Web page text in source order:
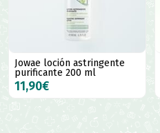
Jowae loción astringente
purificante 200 ml
11,90€